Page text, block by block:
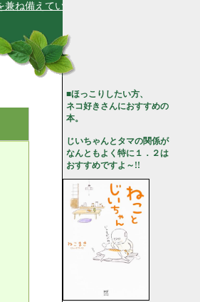
えています★
■ほっこりしたい方、
ネコ好きさんにおすすめの
本。
じいちゃんとタマの関係が
なんともよく特に１．２は
おすすめですよ～!!